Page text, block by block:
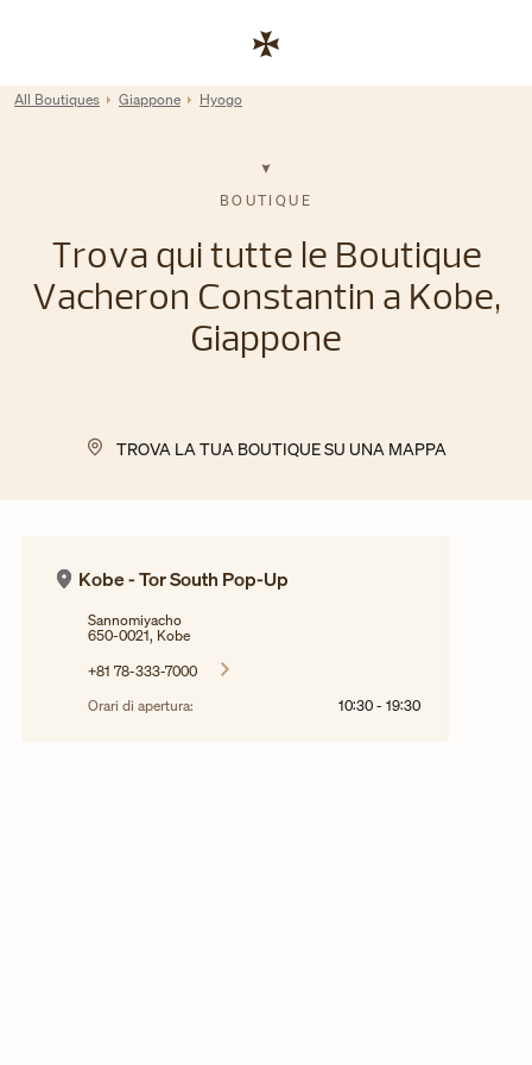
Return to Nav
All Boutiques Giappone Hyogo
BOUTIQUE
Trova qui tutte le Boutique
Vacheron Constantin a Kobe,
Giappone
TROVA LA TUA BOUTIQUE SU UNA MAPPA
Kobe - Tor South Pop-Up
Sannomiyacho
650-0021, Kobe
+81 78-333-7000
Orari di apertura:
10:30 - 19:30